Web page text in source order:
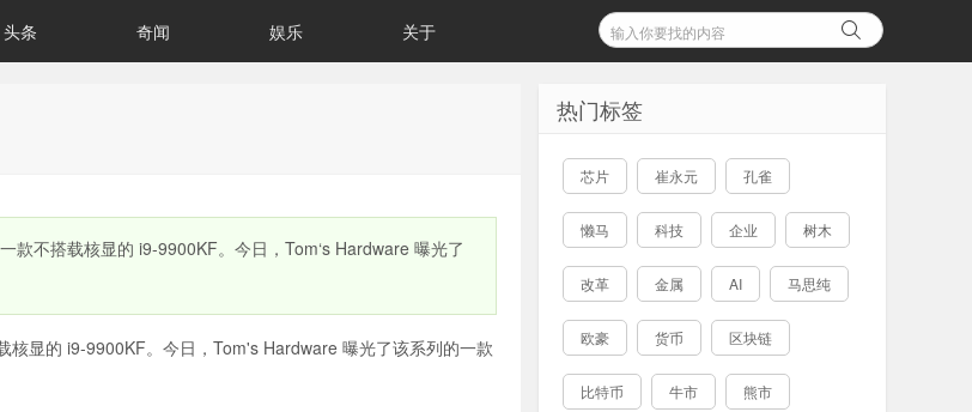
头条 奇闻 娱乐 关于
款不搭载核显的 i9-9900KF。今日，Tom‘s Hardware 曝光了
显的 i9-9900KF。今日，Tom's Hardware 曝光了该系列的一款
热门标签
芯片 崔永元 孔雀
懒马 科技 企业 树木
改革 金属 AI 马思纯
欧豪 货币 区块链
比特币 牛市 熊市